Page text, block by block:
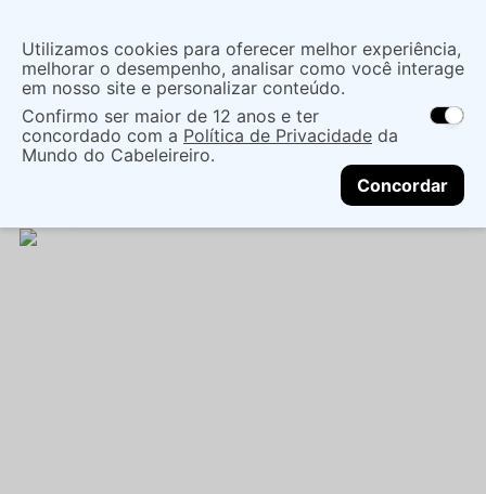
localização
As ofertas e opções de entrega variam de
acordo com a região.Não sei meu CEP
CONTINUAR
O que você procura?
Cabelo
Marcas Tradicionais
MÁSCARA CAPILAR
Utilizamos cookies para oferecer melhor experiência,
melhorar o desempenho, analisar como você interage
em nosso site e personalizar conteúdo.
Confirmo ser maior de 12 anos e ter
concordado com a Política de Privacidade da
Mundo do Cabeleireiro.
Concordar